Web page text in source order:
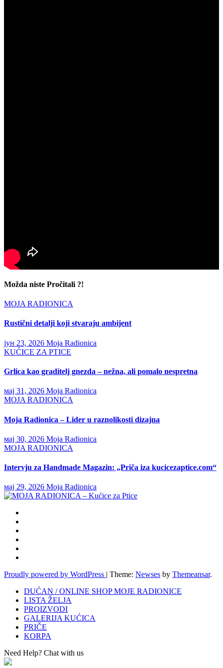
Možda niste Pročitali ?!
MOJA RADIONICA
Rustični detalji koji stvaraju ambijent
јун 23, 2026 Moja Radionica
KUĆICE ZA PTICE
Grlica kao graditelj gnezda – nežna, ali pomalo nespretna
мај 31, 2026 Moja Radionica
MOJA RADIONICA
Moja Radionica – Lider u raznolikosti dizajna
мај 30, 2026 Moja Radionica
MOJA RADIONICA
Intervju za Handmade Magazin: „Priča iza kucicezaptice.com“
мај 29, 2026 Moja Radionica
Proudly powered by WordPress | Theme: Newses by Themeansar.
DUĆAN / ONLINE SHOP MOJE RADIONICE
LISTA ŽELJA
PROIZVODI
GALERIJA KUĆICA
PRIČE
KORPA
Need Help? Chat with us